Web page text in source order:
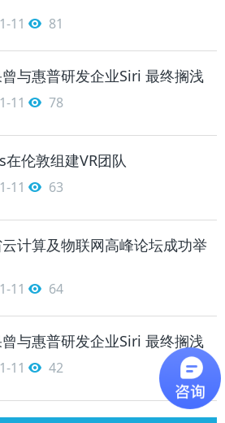
11 81
与惠普研发企业Siri 最终搁浅
11 78
在伦敦组建VR团队
11 63
计算及物联网高峰论坛成功举
11 64
与惠普研发企业Siri 最终搁浅
11 42